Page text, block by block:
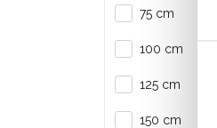
75 cm
100 cm
125 cm
150 cm